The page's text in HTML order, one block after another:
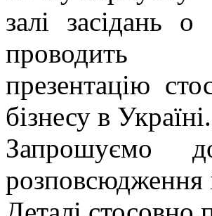
залі засідань о
проводить
презентацію
бізнесу в Україні.
Запрошуємо
розповсюдження